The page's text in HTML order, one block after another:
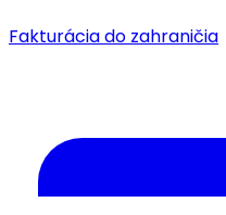
Fakturácia do zahraničia